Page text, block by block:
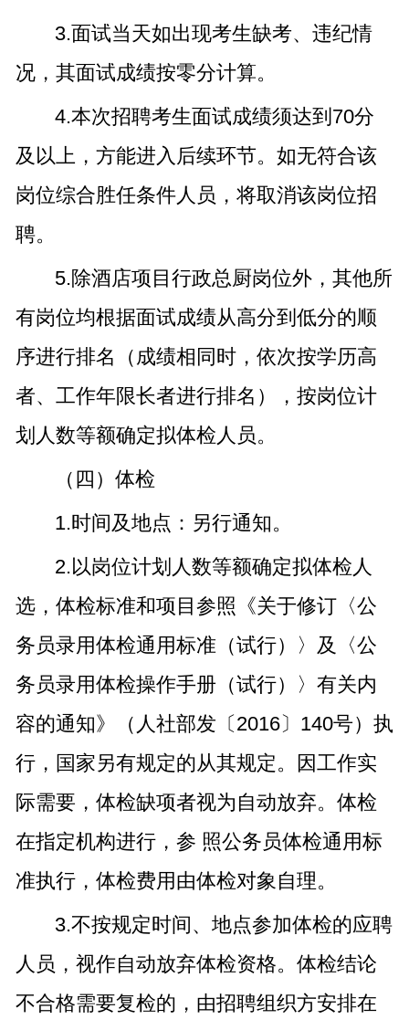
3.面试当天如出现考生缺考、违纪情
况，其面试成绩按零分计算。
4.本次招聘考生面试成绩须达到70分
及以上，方能进入后续环节。如无符合该
岗位综合胜任条件人员，将取消该岗位招
聘。
5.除酒店项目行政总厨岗位外，其他所
有岗位均根据面试成绩从高分到低分的顺
序进行排名（成绩相同时，依次按学历高
者、工作年限长者进行排名），按岗位计
划人数等额确定拟体检人员。
（四）体检
1.时间及地点：另行通知。
2.以岗位计划人数等额确定拟体检人
选，体检标准和项目参照《关于修订〈公
务员录用体检通用标准（试行）〉及〈公
务员录用体检操作手册（试行）〉有关内
容的通知》（人社部发〔2016〕140号）执
行，国家另有规定的从其规定。因工作实
际需要，体检缺项者视为自动放弃。体检
在指定机构进行，参 照公务员体检通用标
准执行，体检费用由体检对象自理。
3.不按规定时间、地点参加体检的应聘
人员，视作自动放弃体检资格。体检结论
不合格需要复检的，由招聘组织方安排在